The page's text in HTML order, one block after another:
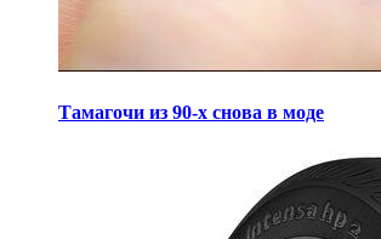
Тамагочи из 90-х снова в моде